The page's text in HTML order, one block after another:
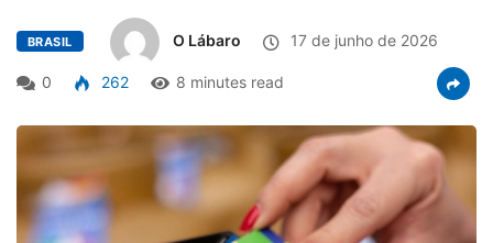
BRASIL O Lábaro 17 de junho de 2026
0 262 8 minutes read